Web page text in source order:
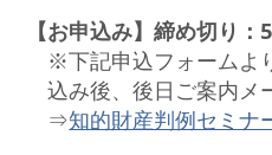
【お申込み】締め切り
※下記申込フォームよ
込み後、後日ご案内メ
⇒知的財産判例セミナ